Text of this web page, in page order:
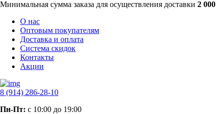
Минимальная сумма заказа для осуществления доставки 2 000
О нас
Оптовым покупателям
Доставка и оплата
Система скидок
Контакты
Акции
8 (914) 286-28-10
Пн-Пт: с 10:00 до 19:00